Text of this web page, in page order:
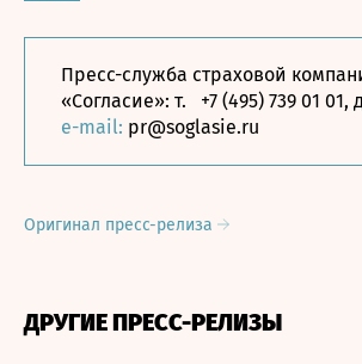
Пресс-служба страховой
«Согласие»: т. +7 (495) 739 01 01,
e-mail: pr@soglasie.ru
Оригинал пресс-релиза
ДРУГИЕ ПРЕСС-РЕЛИЗЫ